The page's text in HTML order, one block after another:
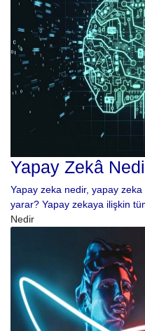
Yapay Zekâ
Yapay zeka nedir, yapay zeka
yarar? Yapay zekaya ilişkin
Nedir